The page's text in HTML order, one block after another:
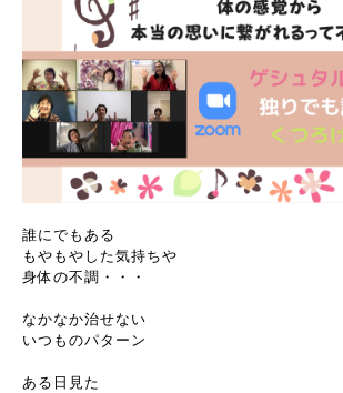
誰にでもある
もやもやした気持ちや
身体の不調・・・
なかなか治せない
いつものパターン
ある日見た